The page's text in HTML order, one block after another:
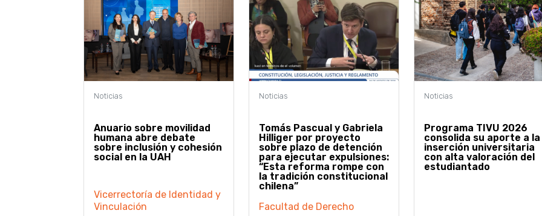
Anuario sobre movilidad
humana abre debate
sobre inclusión y cohesión
social en la UAH
Vicerrectoría de Identidad y
Vinculación
Tomás Pascual y Gabriela
Hilliger por proyecto
sobre plazo de detención
para ejecutar expulsiones:
“Esta reforma rompe con
la tradición constitucional
chilena”
Facultad de Derecho
Programa TIVU 2026
consolida su aporte a la
inserción universitaria
con alta valoración del
estudiantado